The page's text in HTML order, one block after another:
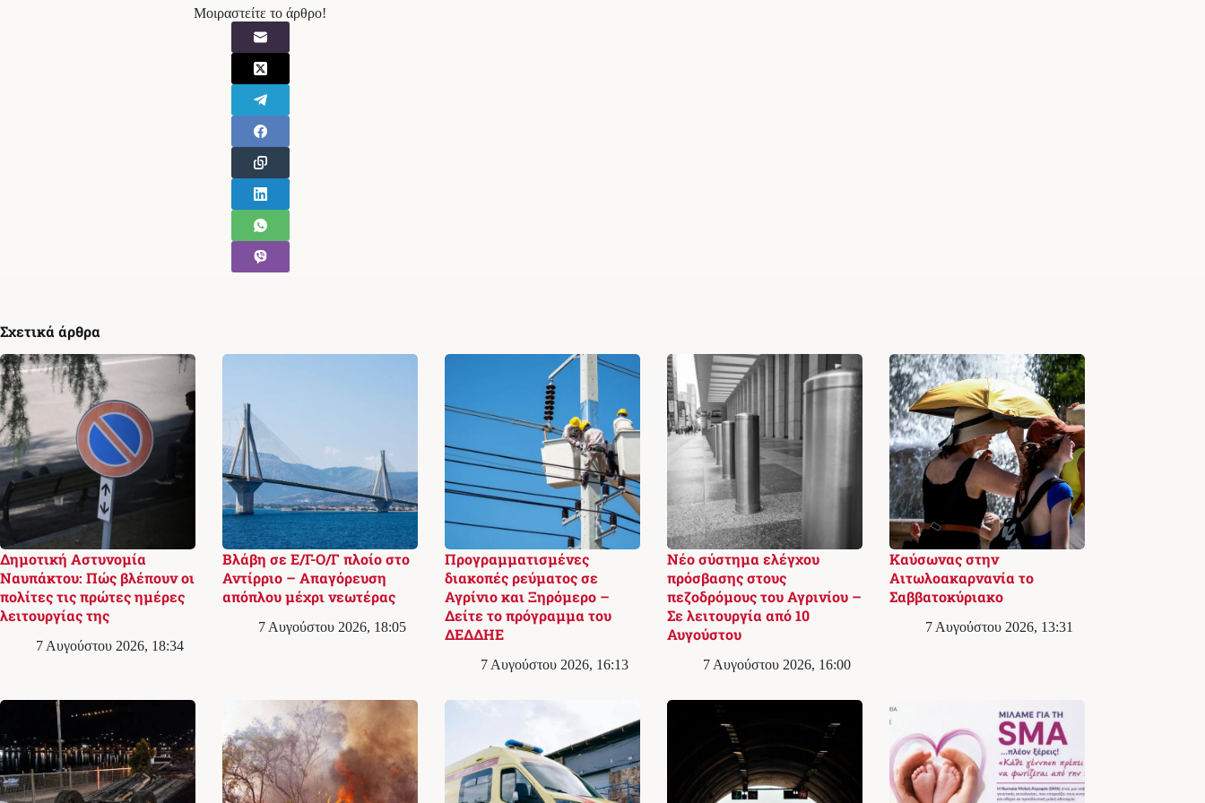
Μοιραστείτε το άρθρο!
Σχετικά άρθρα
Δημοτική Αστυνομία
Ναυπάκτου: Πώς βλέπουν οι
πολίτες τις πρώτες ημέρες
λειτουργίας της
7 Αυγούστου 2026, 18:34
Βλάβη σε Ε/Γ-Ο/Γ πλοίο στο
Αντίρριο – Απαγόρευση
απόπλου μέχρι νεωτέρας
7 Αυγούστου 2026, 18:05
Προγραμματισμένες
διακοπές ρεύματος σε
Αγρίνιο και Ξηρόμερο –
Δείτε το πρόγραμμα του
ΔΕΔΔΗΕ
7 Αυγούστου 2026, 16:13
Νέο σύστημα ελέγχου
πρόσβασης στους
πεζοδρόμους του Αγρινίου –
Σε λειτουργία από 10
Αυγούστου
7 Αυγούστου 2026, 16:00
Καύσωνας στην
Αιτωλοακαρνανία το
Σαββατοκύριακο
7 Αυγούστου 2026, 13:31